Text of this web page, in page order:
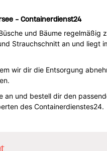
- Containerdienst24
und Bäume regelmäßig
Strauchschnitt an und
wir dir die Entsorgung
und bestell dir den
des Containerdienstes24.